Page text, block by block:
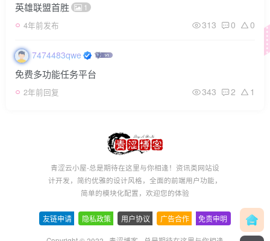
英雄联盟首胜 1
4年前发布 313 0 0
7474483qwe
免费多功能任务平台
2年前回复 343 2 1
青涩云小屋-总是期待在这里与你相逢！资讯类网站设
计开发，简约优雅的设计风格，全面的前端用户功能，
简单的模块化配置，欢迎您的体验
友链申请 隐私政策 用户协议 广告合作 免责申明